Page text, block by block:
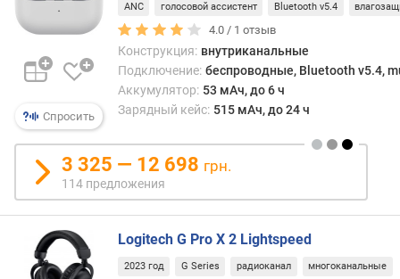
т
е
е
р
п
о
д
в
о
д
Спросить
ANC голосовой ассистент Bluetooth v5.4
4.0 / 1 отзыв
Конструкция: внутриканальные
Подключение: беспроводные, Bluetooth v5.4,
Аккумулятор: 53 мАч, до 6 ч
Зарядный кейс: 515 мАч, до 24 ч
3 325 — 12 698 грн.
114 предложения
Logitech G Pro X 2 Lightspeed
2023 год G Series радиоканал многоканальные